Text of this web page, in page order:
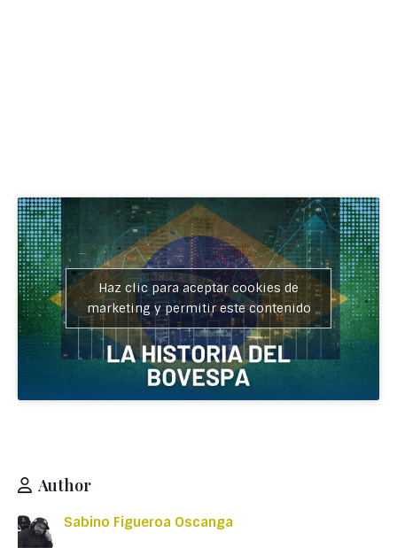
Haz clic para aceptar cookies de
marketing y permitir este contenido
Author
Sabino Figueroa Oscanga